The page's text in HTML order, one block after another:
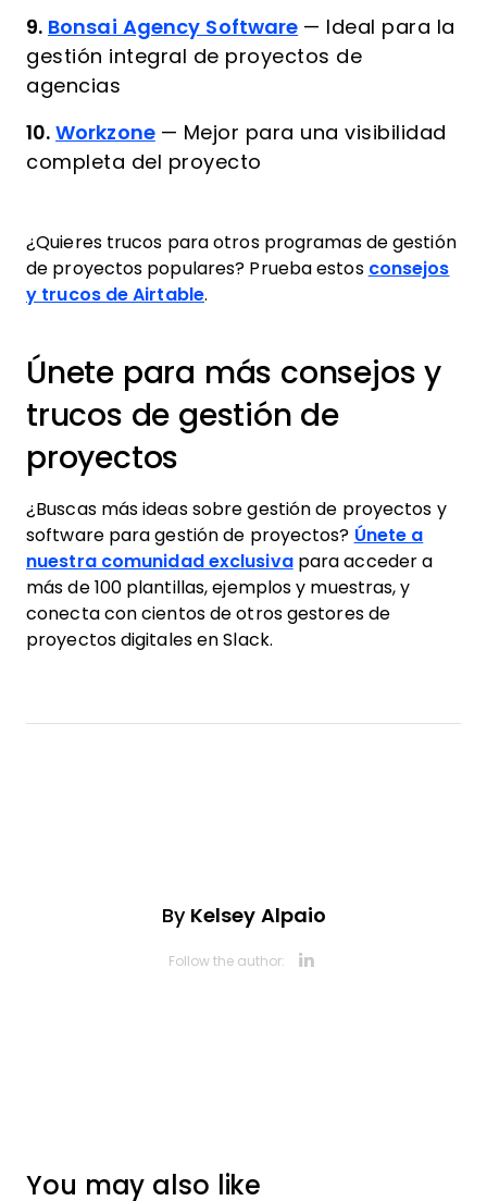
9. Bonsai Agency Software — Ideal para la
gestión integral de proyectos de
agencias
10. Workzone — Mejor para una visibilidad
completa del proyecto
¿Quieres trucos para otros programas de gestión
de proyectos populares? Prueba estos consejos
y trucos de Airtable.
Únete para más consejos y
trucos de gestión de
proyectos
¿Buscas más ideas sobre gestión de proyectos y
software para gestión de proyectos? Únete a
nuestra comunidad exclusivapara acceder a
más de 100 plantillas, ejemplos y muestras, y
conecta con cientos de otros gestores de
proyectos digitales en Slack.
By Kelsey Alpaio
Follow the author:
You may also like